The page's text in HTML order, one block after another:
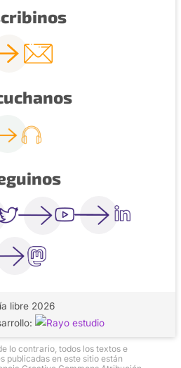
libre 2026
lo contrario, todos los textos e
publicadas en este sitio están